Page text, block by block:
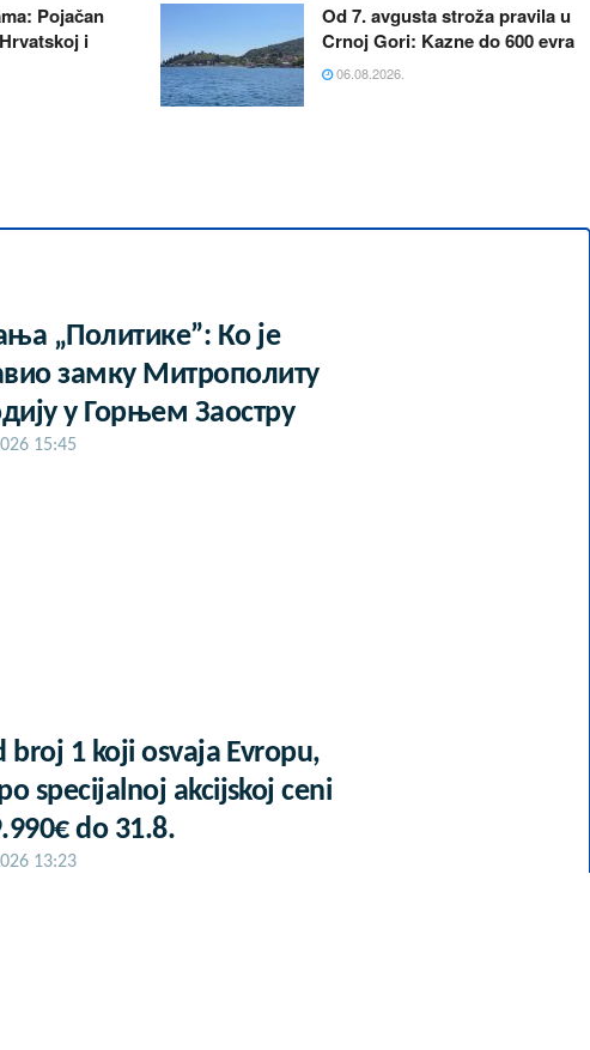
Pojačan
i
Od 7. avgusta stroža pravila u
Crnoj Gori: Kazne do 600 evra
06.08.2026.
„Политике”: Ко је
замку Митрополиту
у Горњем Заостру
15:45
broj 1 koji osvaja Evropu,
specijalnoj akcijskoj ceni
do 31.8.
13:23